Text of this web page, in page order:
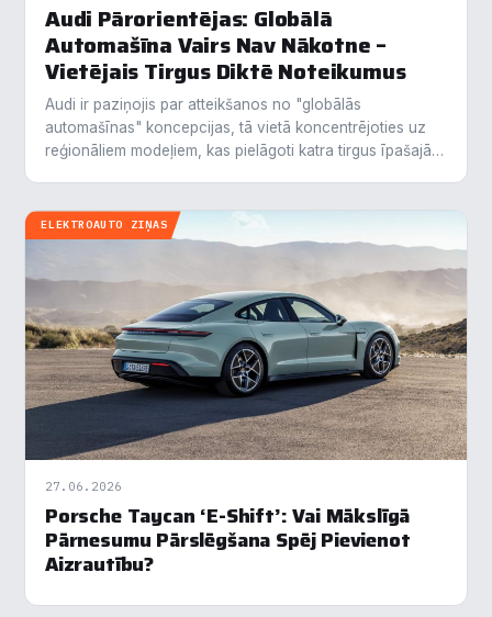
Audi Pārorientējas: Globālā
Automašīna Vairs Nav Nākotne –
Vietējais Tirgus Diktē Noteikumus
Audi ir paziņojis par atteikšanos no "globālās
automašīnas" koncepcijas, tā vietā koncentrējoties uz
reģionāliem modeļiem, kas pielāgoti katra tirgus īpašajām
ELEKTROAUTO ZIŅAS
27.06.2026
Porsche Taycan ‘E-Shift’: Vai Mākslīgā
Pārnesumu Pārslēgšana Spēj Pievienot
Aizrautību?
Piekrišanas preferences
Mēs izmantojam sīkdatnes, lai palīdzētu jums efektīvi